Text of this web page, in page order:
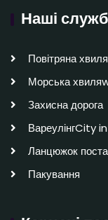
Наші
Повітряна
Морська
Захисна дорога
ВареулінгCity
Ланцюжок
Пакування